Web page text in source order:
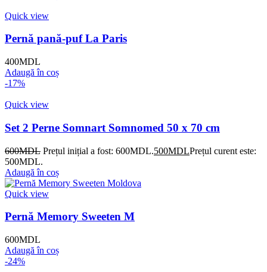
Quick view
Pernă pană-puf La Paris
400MDL
Adaugă în coș
-17%
Quick view
Set 2 Perne Somnart Somnomed 50 x 70 cm
600MDL Prețul inițial a fost: 600MDL.500MDLPrețul curent este:
500MDL.
Adaugă în coș
Quick view
Pernă Memory Sweeten M
600MDL
Adaugă în coș
-24%